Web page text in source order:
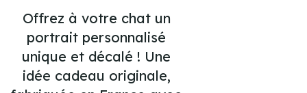
Offrez à votre chat un
portrait personnalisé
unique et décalé ! Une
idée cadeau originale,